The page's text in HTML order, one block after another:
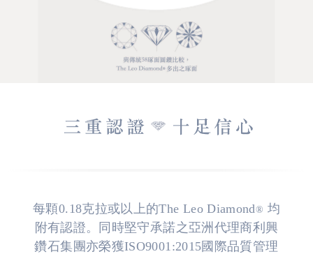
每顆0.18克拉或以上的The Leo Diamond® 均
附有認證。同時堅守承諾之亞洲代理商利興
鑽石集團亦榮獲ISO9001:2015國際品質管理